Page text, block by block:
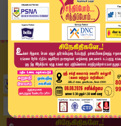
Home
வீடியோ ஸ்டோரி
தவெக முழு வாக்குறுதிகளை